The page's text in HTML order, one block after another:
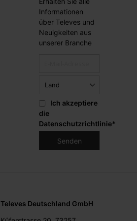
Informationen
über Televes und
Neuigkeiten aus
unserer Branche
Ich akzeptiere
die
Datenschutzrichtlinie*
Televes Deutschland GmbH